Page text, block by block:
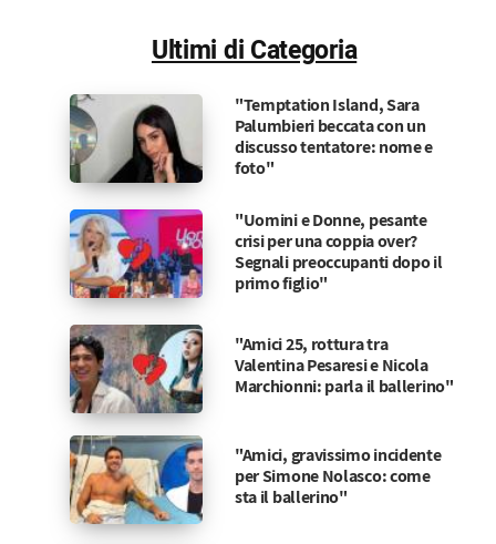
Ultimi di Categoria
"Temptation Island, Sara
Palumbieri beccata con un
discusso tentatore: nome e
foto"
"Uomini e Donne, pesante
crisi per una coppia over?
Segnali preoccupanti dopo il
primo figlio"
"Amici 25, rottura tra
Valentina Pesaresi e Nicola
Marchionni: parla il ballerino"
"Amici, gravissimo incidente
per Simone Nolasco: come
sta il ballerino"